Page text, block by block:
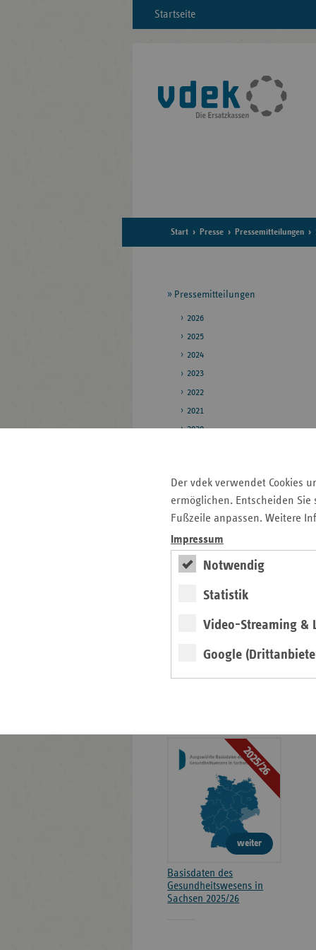
Der vdek verwendet Cookies
ermöglichen. Entscheiden
Fußzeile anpassen. Weitere
Impressum
Notwendig
Statistik
Video-Streaming &
Google
Startseite
Start Presse Pressemitteilungen
Seitennavigation
Pressemitteilungen
2026
2025
2024
2023
2022
2021
2020
Bildarchiv
Daten zum
Informationen
Veranstaltungen
Kontakt und Anfahrt
2025/26
weiter
Basisdaten des
Gesundheitswesens in
Sachsen 2025/26